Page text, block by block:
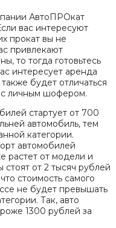
АвтоПРОкат
вас интересуют
прокат вы не
привлекают
то тогда готовьтесь
интересует аренда
будет отличаться
с личным шофером.
стартует от 700
автомобиль, тем
категории.
автомобилей
растет от модели и
от 2 тысяч рублей
стоимость самого
не будет превышать
Так, авто
1300 рублей за